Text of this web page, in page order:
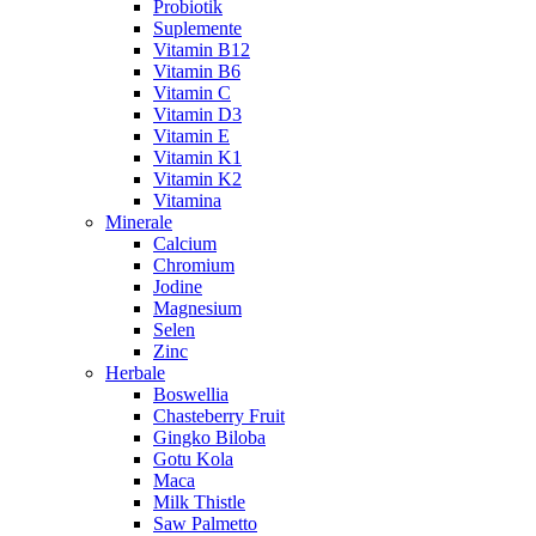
Probiotik
Suplemente
Vitamin B12
Vitamin B6
Vitamin C
Vitamin D3
Vitamin E
Vitamin K1
Vitamin K2
Vitamina
Minerale
Calcium
Chromium
Jodine
Magnesium
Selen
Zinc
Herbale
Boswellia
Chasteberry Fruit
Gingko Biloba
Gotu Kola
Maca
Milk Thistle
Saw Palmetto